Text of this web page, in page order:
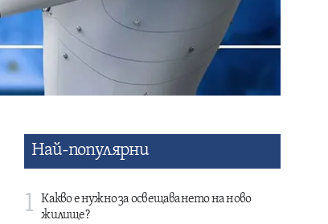
Най-популярни
1
Какво е нужно за освещаването на ново
жилище?